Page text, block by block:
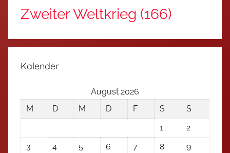
Zweiter Weltkrieg (166)
Kalender
August 2026
M
D M D F S
S
1
2
3
4 5 6 7 8
9